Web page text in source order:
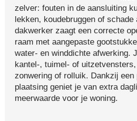
zelver: fouten in de aansluiting
lekken, koudebruggen of schade
dakwerker zaagt een correcte
raam met aangepaste
water- en winddichte afwerking.
kantel-, tuimel- of
zonwering of rolluik. Dankzij een
plaatsing geniet je van extra
meerwaarde voor je woning.